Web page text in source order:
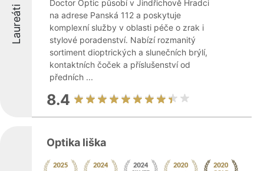
Laureáti
Doctor Optic působí v Jindřichově Hradci
na adrese Panská 112 a poskytuje
komplexní služby v oblasti péče o zrak i
stylové poradenství. Nabízí rozmanitý
sortiment dioptrických a slunečních brýlí,
kontaktních čoček a příslušenství od
předních ...
8.4
Optika liška